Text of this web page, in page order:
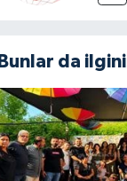
Bunlar da